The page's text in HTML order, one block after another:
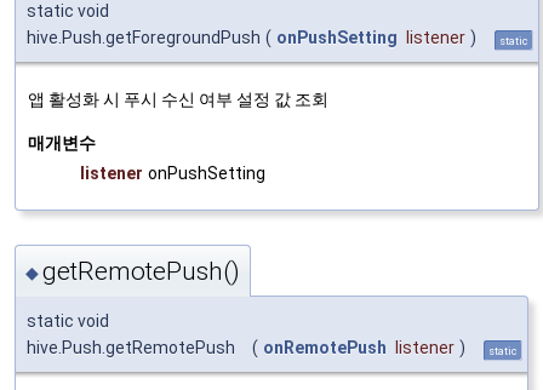
static void
hive.Push.getForegroundPush ( onPushSetting listener ) static
앱 활성화 시 푸시 수신 여부 설정 값 조회
매개변수
listener onPushSetting
◆getRemotePush()
static void
hive.Push.getRemotePush
( onRemotePush listener ) static